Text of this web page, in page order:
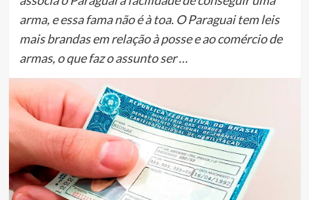
arma, e essa fama não é à toa. O Paraguai tem leis
mais brandas em relação à posse e ao comércio de
armas, o que faz o assunto ser …